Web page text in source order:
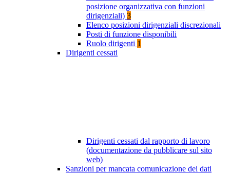
posizione organizzativa con funzioni
dirigenziali) 3
Elenco posizioni dirigenziali discrezionali
Posti di funzione disponibili
Ruolo dirigenti 1
Dirigenti cessati
Dirigenti cessati dal rapporto di lavoro
(documentazione da pubblicare sul sito
web)
Sanzioni per mancata comunicazione dei dati